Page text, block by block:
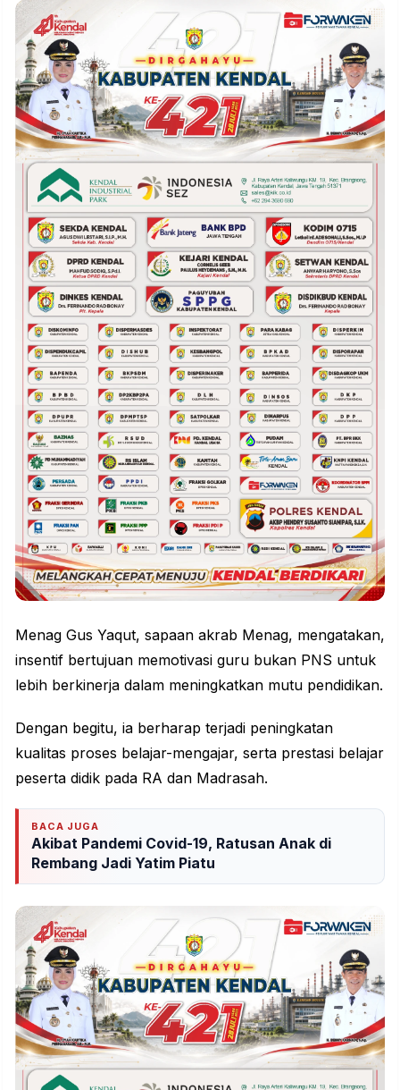
Menag Gus Yaqut, sapaan akrab Menag, mengatakan,
insentif bertujuan memotivasi guru bukan PNS untuk
lebih berkinerja dalam meningkatkan mutu pendidikan.
Dengan begitu, ia berharap terjadi peningkatan
kualitas proses belajar-mengajar, serta prestasi belajar
peserta didik pada RA dan Madrasah.
BACA JUGA
Akibat Pandemi Covid-19, Ratusan Anak di
Rembang Jadi Yatim Piatu